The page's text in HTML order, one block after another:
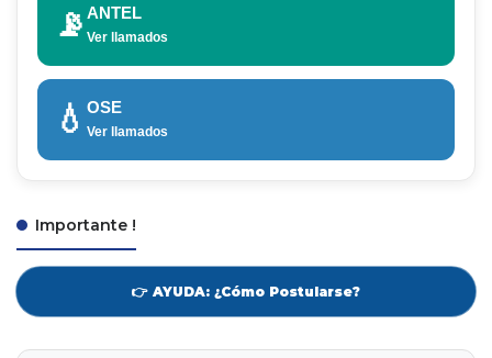
📡 ANTEL
Ver llamados
💧 OSE
Ver llamados
Importante !
👉 AYUDA: ¿Cómo Postularse?